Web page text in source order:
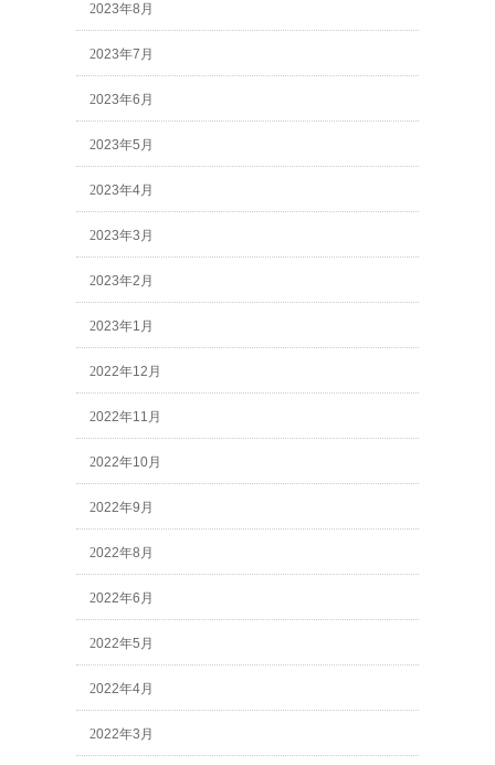
2023年8月
2023年7月
2023年6月
2023年5月
2023年4月
2023年3月
2023年2月
2023年1月
2022年12月
2022年11月
2022年10月
2022年9月
2022年8月
2022年6月
2022年5月
2022年4月
2022年3月